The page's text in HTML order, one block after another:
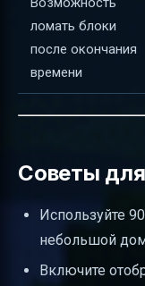
ломать блоки
после окончания
времени
Советы
Используйте
небольшой
Включите